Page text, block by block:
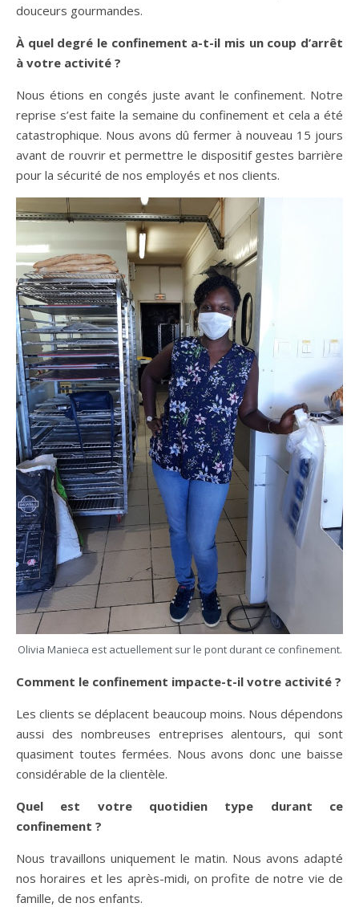
douceurs gourmandes.
À quel degré le confinement a-t-il mis un coup d’arrêt
à votre activité ?
Nous étions en congés juste avant le confinement. Notre
reprise s’est faite la semaine du confinement et cela a été
catastrophique. Nous avons dû fermer à nouveau 15 jours
avant de rouvrir et permettre le dispositif gestes barrière
pour la sécurité de nos employés et nos clients.
Olivia Manieca est actuellement sur le pont durant ce confinement.
Comment le confinement impacte-t-il votre activité ?
Les clients se déplacent beaucoup moins. Nous dépendons
aussi des nombreuses entreprises alentours, qui sont
quasiment toutes fermées. Nous avons donc une baisse
considérable de la clientèle.
Quel est votre quotidien type durant ce
confinement ?
Nous travaillons uniquement le matin. Nous avons adapté
nos horaires et les après-midi, on profite de notre vie de
famille, de nos enfants.